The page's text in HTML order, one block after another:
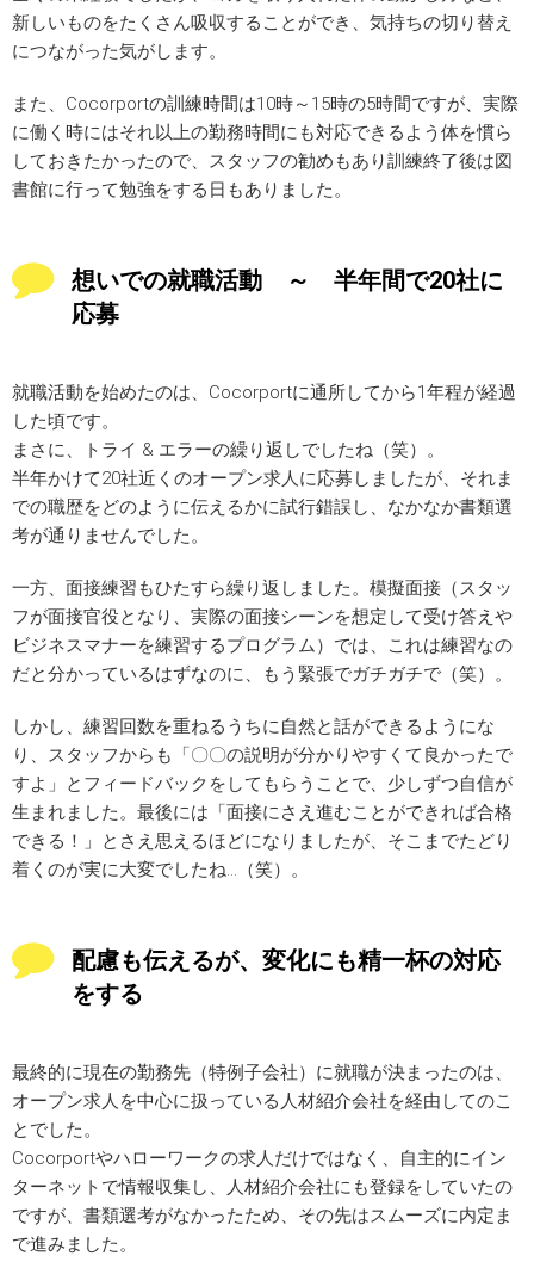
新しいものをたくさん吸収することができ、気持ちの切り替え
につながった気がします。
また、Cocorportの訓練時間は10時～15時の5時間ですが、実際
に働く時にはそれ以上の勤務時間にも対応できるよう体を慣ら
しておきたかったので、スタッフの勧めもあり訓練終了後は図
書館に行って勉強をする日もありました。
想いでの就職活動 ～ 半年間で20社に
応募
就職活動を始めたのは、Cocorportに通所してから1年程が経過
した頃です。
まさに、トライ & エラーの繰り返しでしたね（笑）。
半年かけて20社近くのオープン求人に応募しましたが、それま
での職歴をどのように伝えるかに試行錯誤し、なかなか書類選
考が通りませんでした。
一方、面接練習もひたすら繰り返しました。模擬面接（スタッ
フが面接官役となり、実際の面接シーンを想定して受け答えや
ビジネスマナーを練習するプログラム）では、これは練習なの
だと分かっているはずなのに、もう緊張でガチガチで（笑）。
しかし、練習回数を重ねるうちに自然と話ができるようにな
り、スタッフからも「〇〇の説明が分かりやすくて良かったで
すよ」とフィードバックをしてもらうことで、少しずつ自信が
生まれました。最後には「面接にさえ進むことができれば合格
できる！」とさえ思えるほどになりましたが、そこまでたどり
着くのが実に大変でしたね…（笑）。
配慮も伝えるが、変化にも精一杯の対応
をする
最終的に現在の勤務先（特例子会社）に就職が決まったのは、
オープン求人を中心に扱っている人材紹介会社を経由してのこ
とでした。
Cocorportやハローワークの求人だけではなく、自主的にイン
ターネットで情報収集し、人材紹介会社にも登録をしていたの
ですが、書類選考がなかったため、その先はスムーズに内定ま
で進みました。